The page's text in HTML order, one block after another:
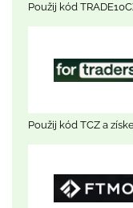
Použij kód
Použij kód TCZ a